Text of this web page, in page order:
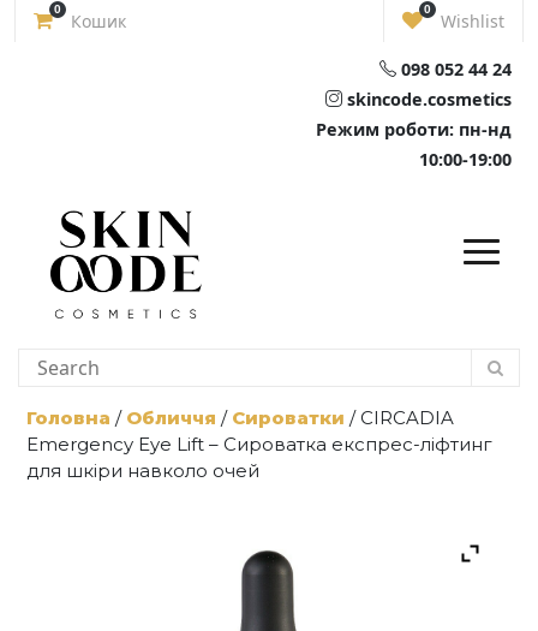
Skip
0
Кошик
0
Wishlist
098 052 44 24
skincode.cosmetics
Режим роботи: пн-нд
10:00-19:00
Головна / Обличчя / Сироватки / CIRCADIA
Emergency Eye Lift – Сироватка експрес-ліфтинг
для шкіри навколо очей